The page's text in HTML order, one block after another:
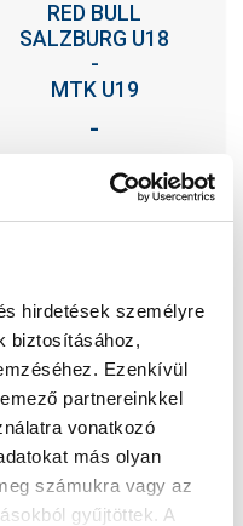
hirdetések személyre
biztosításához,
Ezenkívül
partnereinkkel
vonatkozó
más olyan
számukra vagy az
gyűjtöttek. A
RED BULL
SALZBURG U18
-
MTK U19
-
GF. GA. GD.